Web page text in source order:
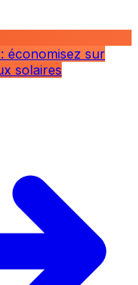
économisez sur
solaires